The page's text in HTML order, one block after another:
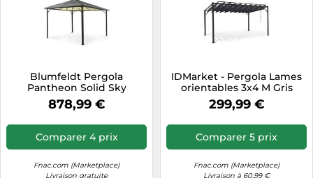
Blumfeldt Pergola
Pantheon Solid Sky
Ambient Solar avec toit
3x4m
878,99 €
Comparer 4 prix
Fnac.com (Marketplace)
Livraison gratuite
IDMarket - Pergola Lames
orientables 3x4 M Gris
Anthracite
299,99 €
Comparer 5 prix
Fnac.com (Marketplace)
Livraison à 60,99 €